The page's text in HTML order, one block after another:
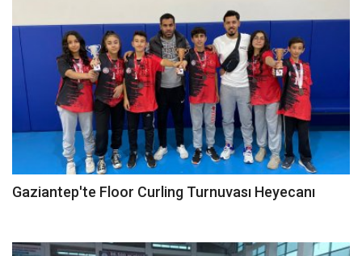
Gaziantep'te Floor Curling Turnuvası Heyecanı